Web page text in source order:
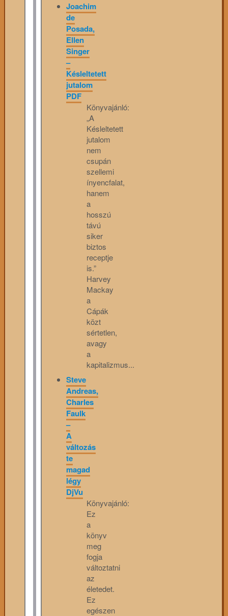
Joachim
de
Posada,
Ellen
Singer
–
Késleltetett
jutalom
PDF
Könyvajánló:
„A
Késleltetett
jutalom
nem
csupán
szellemi
ínyencfalat,
hanem
a
hosszú
távú
siker
biztos
receptje
is.”
Harvey
Mackay
a
Cápák
közt
sértetlen,
avagy
a
kapitalizmus...
Steve
Andreas,
Charles
Faulk
–
A
változás
te
magad
légy
DjVu
Könyvajánló:
Ez
a
könyv
meg
fogja
változtatni
az
életedet.
Ez
egészen